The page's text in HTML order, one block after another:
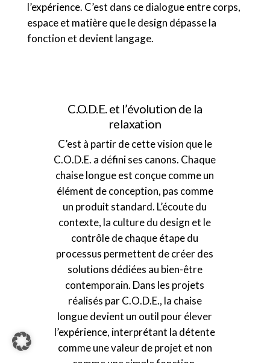
l’expérience. C’est dans ce dialogue entre corps,
espace et matière que le design dépasse la
fonction et devient langage.
C.O.D.E. et l’évolution de la
relaxation
C’est à partir de cette vision que le
C.O.D.E. a défini ses canons. Chaque
chaise longue est conçue comme un
élément de conception, pas comme
un produit standard. L’écoute du
contexte, la culture du design et le
contrôle de chaque étape du
processus permettent de créer des
solutions dédiées au bien-être
contemporain. Dans les projets
réalisés par C.O.D.E., la chaise
longue devient un outil pour élever
l’expérience, interprétant la détente
comme une valeur de projet et non